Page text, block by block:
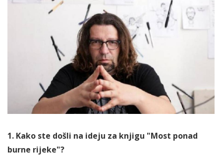
1. Kako ste došli na ideju za knjigu "Most ponad
burne rijeke"?